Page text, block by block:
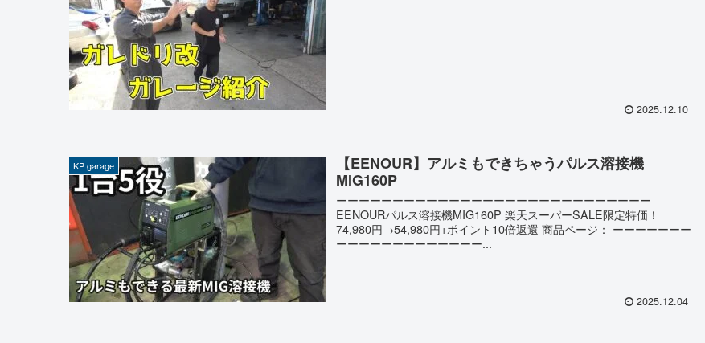
2025.12.10
KP garage
【EENOUR】アルミもできちゃうパルス溶接機
MIG160P
ーーーーーーーーーーーーーーーーーーーーーーーーーーーー
EENOURパルス溶接機MIG160P 楽天スーパーSALE限定特価！
74,980円→54,980円+ポイント10倍返還 商品ページ： ーーーーーーー
ーーーーーーーーーーーーー...
2025.12.04